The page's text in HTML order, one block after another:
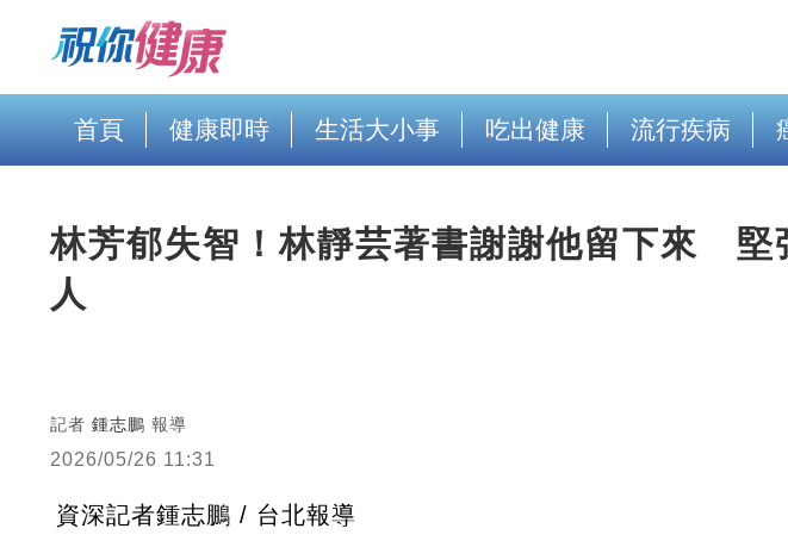
首頁 健康即時 生活大小事 吃出健康 流行疾病
林芳郁失智！林靜芸著書謝謝他留下來 堅
人
記者 鍾志鵬 報導
2026/05/26 11:31
資深記者鍾志鵬 / 台北報導